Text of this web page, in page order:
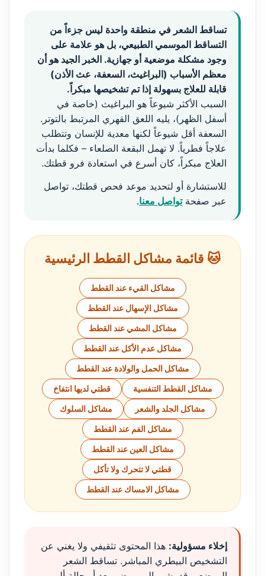
تساقط الشعر في منطقة واحدة ليس جزءاً من
التساقط الموسمي الطبيعي، بل هو علامة على
وجود مشكلة موضعية أو جهازية. الخبر الجيد هو أن
معظم الأسباب (البراغيث، السعفة، عث الأذن)
قابلة للعلاج بسهولة إذا تم تشخيصها مبكراً.
السبب الأكثر شيوعاً هو البراغيث (خاصة في
أسفل الظهر)، يليه اللعق القهري المرتبط بالتوتر.
السعفة أقل شيوعاً لكنها معدية للإنسان وتتطلب
علاجاً فطرياً. لا تهمل البقعة الصلعاء – فكلما بدأت
العلاج مبكراً، كان أسرع في استعادة فرو قطتك.
للاستشارة أو لتحديد موعد فحص قطتك، تواصل
عبر صفحةتواصل معنا.
🐱 قائمة مشاكل القطط الرئيسية
مشاكل القيء عند القطط
مشاكل الإسهال عند القطط
مشاكل المشي عند القطط
مشاكل عدم الأكل عند القطط
مشاكل الحمل والولادة عند القطط
مشاكل القطط التنفسية قطتي لديها انتفاخ
مشاكل الجلد والشعر مشاكل السلوك
مشاكل الفم عند القطط
مشاكل العين عند القطط
قطتي لا تتحرك ولا تأكل
مشاكل الامساك عند القطط
إخلاء مسؤولية: هذا المحتوى تثقيفي ولا يغني عن
التشخيص البيطري المباشر. تساقط الشعر